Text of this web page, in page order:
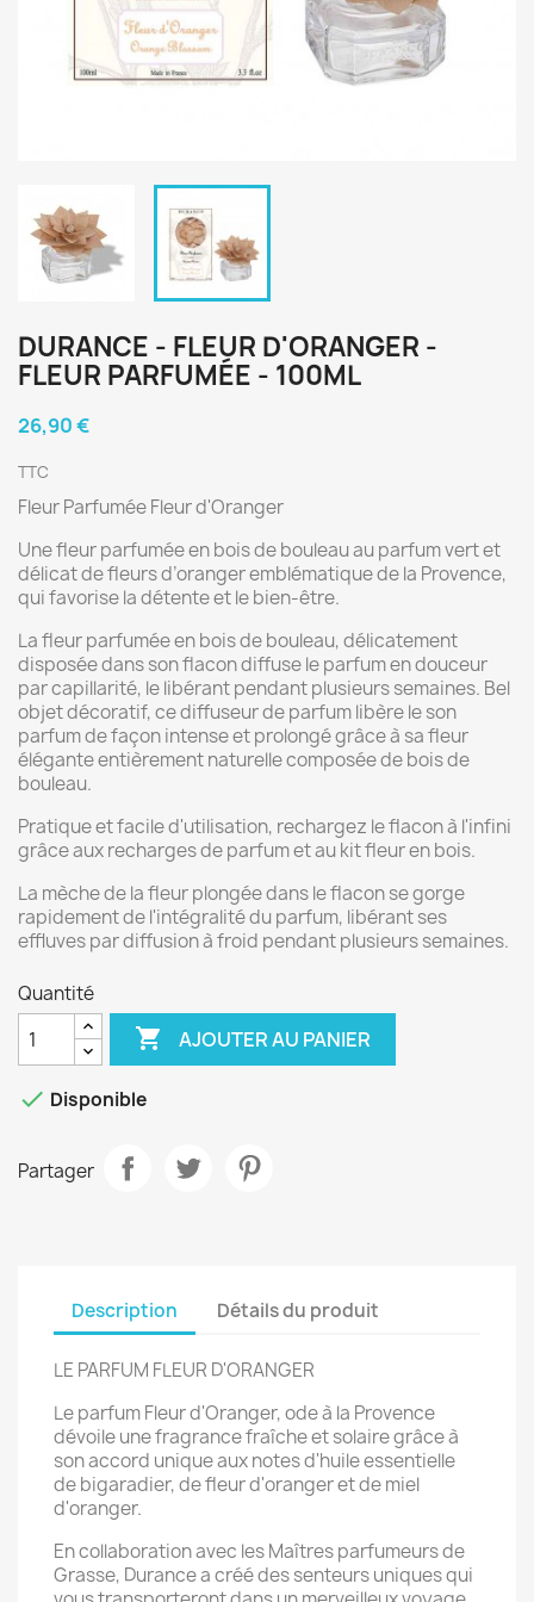
DURANCE - FLEUR D'ORANGER -
FLEUR PARFUMÉE - 100ML
26,90 €
TTC
Fleur Parfumée Fleur d'Oranger
Une fleur parfumée en bois de bouleau au parfum vert et
délicat de fleurs d’oranger emblématique de la Provence,
qui favorise la détente et le bien-être.
La fleur parfumée en bois de bouleau, délicatement
disposée dans son flacon diffuse le parfum en douceur
par capillarité, le libérant pendant plusieurs semaines. Bel
objet décoratif, ce diffuseur de parfum libère le son
parfum de façon intense et prolongé grâce à sa fleur
élégante entièrement naturelle composée de bois de
bouleau.
Pratique et facile d'utilisation, rechargez le flacon à l'infini
grâce aux recharges de parfum et au kit fleur en bois.
La mèche de la fleur plongée dans le flacon se gorge
rapidement de l'intégralité du parfum, libérant ses
effluves par diffusion à froid pendant plusieurs semaines.
Quantité
 AJOUTER AU PANIER
 Disponible
Partager
Description Détails du produit
LE PARFUM FLEUR D'ORANGER
Le parfum Fleur d'Oranger, ode à la Provence
dévoile une fragrance fraîche et solaire grâce à
son accord unique aux notes d'huile essentielle
de bigaradier, de fleur d'oranger et de miel
d'oranger.
En collaboration avec les Maîtres parfumeurs de
Grasse, Durance a créé des senteurs uniques qui